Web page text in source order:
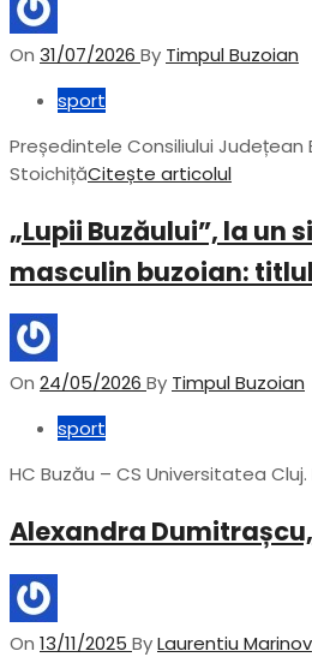
On 31/07/2026 By Timpul Buzoian
sport
Președintele Consiliului
StoichițăCitește articolul
„Lupii Buzăului”, la
masculin buzoian:
On 24/05/2026 By Timpul Buzoian
sport
HC Buzău – CS Universitatea
Alexandra
On 13/11/2025 ByLaurentiu Marinov